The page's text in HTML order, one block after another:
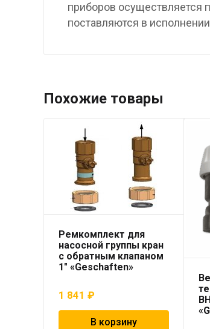
приборов осуществляется
поставляются в
Похожие товары
Ремкомплект для
насосной группы кран
с обратным клапаном
1″ «Geschaften»
1 841 ₽
В корзину